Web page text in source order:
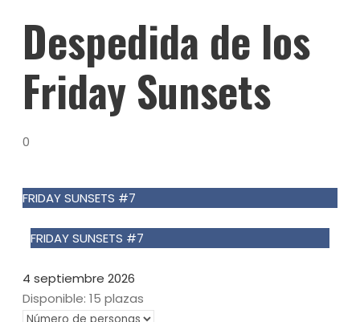
Despedida de los
Friday Sunsets
0
FRIDAY SUNSETS #7
FRIDAY SUNSETS #7
4 septiembre 2026
Disponible: 15 plazas